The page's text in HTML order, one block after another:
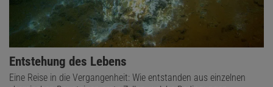
Entstehung des Lebens
Eine Reise in die Vergangenheit: Wie entstanden aus einzelnen